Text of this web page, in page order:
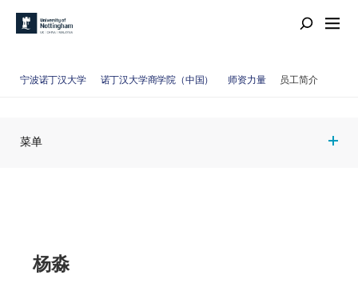
宁波诺丁汉大学 诺丁汉大学商学院（中国） 师资力量 员工简介
菜单
杨淼